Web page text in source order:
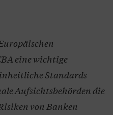
eine wichtige
Standards
Aufsichtsbehörden die
von Banken